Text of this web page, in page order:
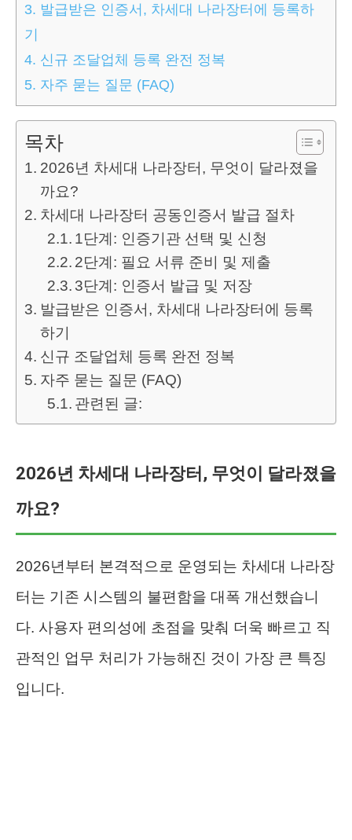
3. 발급받은 인증서, 차세대 나라장터에 등록하
기
4. 신규 조달업체 등록 완전 정복
5. 자주 묻는 질문 (FAQ)
목차
2026년 차세대 나라장터, 무엇이 달라졌을
까요?
차세대 나라장터 공동인증서 발급 절차
1단계: 인증기관 선택 및 신청
2단계: 필요 서류 준비 및 제출
3단계: 인증서 발급 및 저장
발급받은 인증서, 차세대 나라장터에 등록
하기
신규 조달업체 등록 완전 정복
자주 묻는 질문 (FAQ)
관련된 글:
2026년 차세대 나라장터, 무엇이 달라졌을
까요?
2026년부터 본격적으로 운영되는 차세대 나라장
터는 기존 시스템의 불편함을 대폭 개선했습니
다. 사용자 편의성에 초점을 맞춰 더욱 빠르고 직
관적인 업무 처리가 가능해진 것이 가장 큰 특징
입니다.